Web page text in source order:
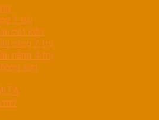
1 trụ
cắt kéo
nâng 2 trụ
nâng 4 trụ
sơn
mỡ